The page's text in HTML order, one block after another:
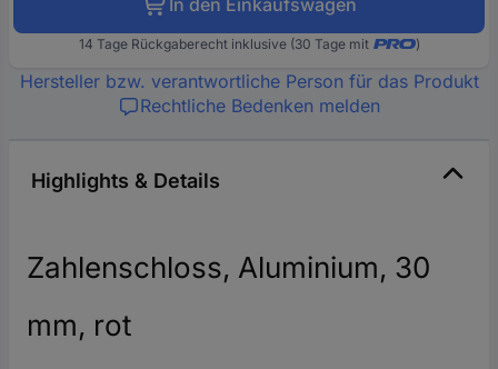
14 Tage Rückgaberecht inklusive (30 Tage mit )
Hersteller bzw. verantwortliche Person für das Produkt
Rechtliche Bedenken melden
Highlights & Details
Zahlenschloss, Aluminium, 30
mm, rot